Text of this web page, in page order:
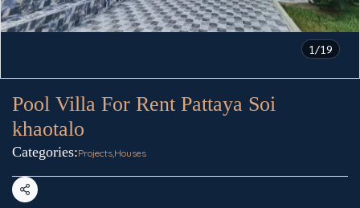
1/19
Pool Villa For Rent Pattaya Soi
khaotalo
Categories:Projects,Houses
Share